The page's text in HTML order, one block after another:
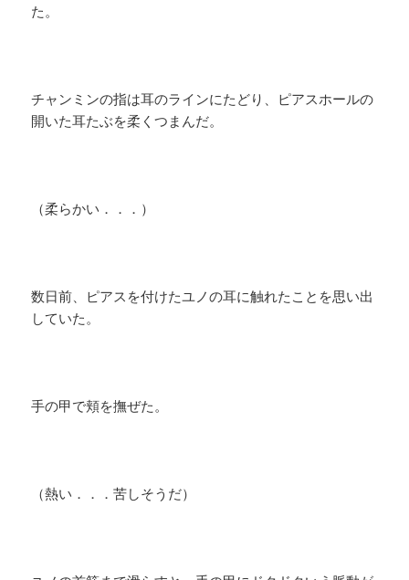
た。
チャンミンの指は耳のラインにたどり、ピアスホールの
開いた耳たぶを柔くつまんだ。
（柔らかい．．．）
数日前、ピアスを付けたユノの耳に触れたことを思い出
していた。
手の甲で頬を撫ぜた。
（熱い．．．苦しそうだ）